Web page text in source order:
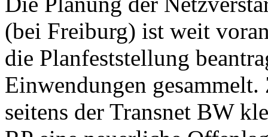
(bei Freiburg) ist weit
die Planfeststellung
Einwendungen
seitens der Transnet BW